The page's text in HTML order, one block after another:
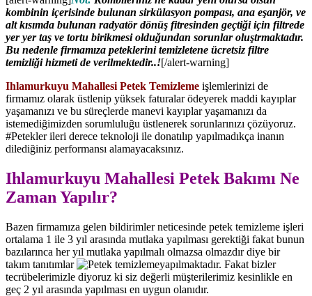
kombinin içerisinde bulunan sirkülasyon pompası, ana eşanjör, ve
alt kısımda bulunan radyatör dönüş fitresinden geçtiği için filtrede
yer yer taş ve tortu birikmesi olduğundan sorunlar oluştrmaktadır.
Bu nedenle firmamıza peteklerini temizletene ücretsiz filtre
temizliği hizmeti de verilmektedir..![/alert-warning]
Ihlamurkuyu Mahallesi Petek Temizleme işlemlerinizi de
firmamız olarak üstlenip yüksek faturalar ödeyerek maddi kayıplar
yaşamanızı ve bu süreçlerde manevi kayıplar yaşamanızı da
istemediğimizden sorumluluğu üstlenerek sorunlarınızı çözüyoruz.
#Petekler ileri derece teknoloji ile donatılıp yapılmadıkça inanın
dilediğiniz performansı alamayacaksınız.
Ihlamurkuyu Mahallesi Petek Bakımı Ne
Zaman Yapılır?
Bazen firmamıza gelen bildirimler neticesinde petek temizleme işleri
ortalama 1 ile 3 yıl arasında mutlaka yapılması gerektiği fakat bunun
bazılarınca her yıl mutlaka yapılmalı olmazsa olmazdır diye bir
takım tanıtımlar
yapılmaktadır. Fakat bizler
tecrübelerimizle diyoruz ki siz değerli müşterilerimiz kesinlikle en
geç 2 yıl arasında yapılması en uygun olanıdır.